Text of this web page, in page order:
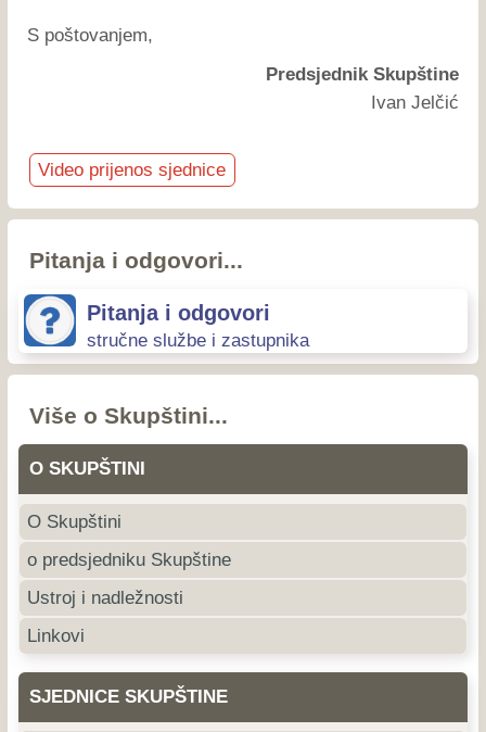
S poštovanjem,
Predsjednik Skupštine
Ivan Jelčić
Video prijenos sjednice
Pitanja i odgovori...
Pitanja i odgovori
stručne službe i zastupnika
Više o Skupštini...
O SKUPŠTINI
O Skupštini
o predsjedniku Skupštine
Ustroj i nadležnosti
Linkovi
SJEDNICE SKUPŠTINE